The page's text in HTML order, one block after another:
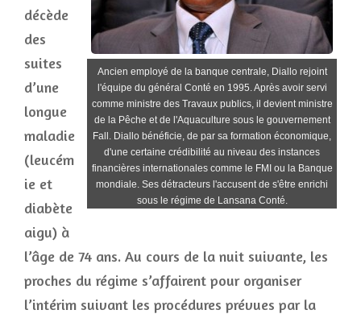
Ancien employé de la banque centrale, Diallo rejoint
l'équipe du général Conté en 1995. Après avoir servi
comme ministre des Travaux publics, il devient ministre
de la Pêche et de l'Aquaculture sous le gouvernement
Fall. Diallo bénéficie, de par sa formation économique,
d'une certaine crédibilité au niveau des instances
financières internationales comme le FMI ou la Banque
mondiale. Ses détracteurs l'accusent de s'être enrichi
sous le régime de Lansana Conté.
décède
des
suites
d’une
longue
maladie
(leucém
ie et
diabète
aigu) à
l’âge de 74 ans. Au cours de la nuit suivante, les
proches du régime s’affairent pour organiser
l’intérim suivant les procédures prévues par la